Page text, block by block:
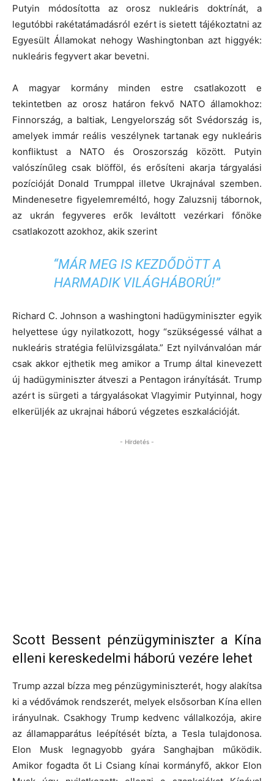
Putyin módosította az orosz nukleáris doktrínát, a
legutóbbi rakétatámadásról ezért is sietett tájékoztatni az
Egyesült Államokat nehogy Washingtonban azt higgyék:
nukleáris fegyvert akar bevetni.
A magyar kormány minden estre csatlakozott e
tekintetben az orosz határon fekvő NATO államokhoz:
Finnország, a baltiak, Lengyelország sőt Svédország is,
amelyek immár reális veszélynek tartanak egy nukleáris
konfliktust a NATO és Oroszország között. Putyin
valószínűleg csak blöfföl, és erősíteni akarja tárgyalási
pozícióját Donald Trumppal illetve Ukrajnával szemben.
Mindenesetre figyelemreméltó, hogy Zaluzsnij tábornok,
az ukrán fegyveres erők leváltott vezérkari főnöke
csatlakozott azokhoz, akik szerint
“MÁR MEG IS KEZDŐDÖTT A
HARMADIK VILÁGHÁBORÚ!”
Richard C. Johnson a washingtoni hadügyminiszter egyik
helyettese úgy nyilatkozott, hogy “szükségessé válhat a
nukleáris stratégia felülvizsgálata.” Ezt nyilvánvalóan már
csak akkor ejthetik meg amikor a Trump által kinevezett
új hadügyminiszter átveszi a Pentagon irányítását. Trump
azért is sürgeti a tárgyalásokat Vlagyimir Putyinnal, hogy
elkerüljék az ukrajnai háború végzetes eszkalációját.
- Hirdetés -
Scott Bessent pénzügyminiszter a Kína
elleni kereskedelmi háború vezére lehet
Trump azzal bízza meg pénzügyminiszterét, hogy alakítsa
ki a védővámok rendszerét, melyek elsősorban Kína ellen
irányulnak. Csakhogy Trump kedvenc vállalkozója, akire
az államapparátus leépítését bízta, a Tesla tulajdonosa.
Elon Musk legnagyobb gyára Sanghajban működik.
Amikor fogadta őt Li Csiang kínai kormányfő, akkor Elon